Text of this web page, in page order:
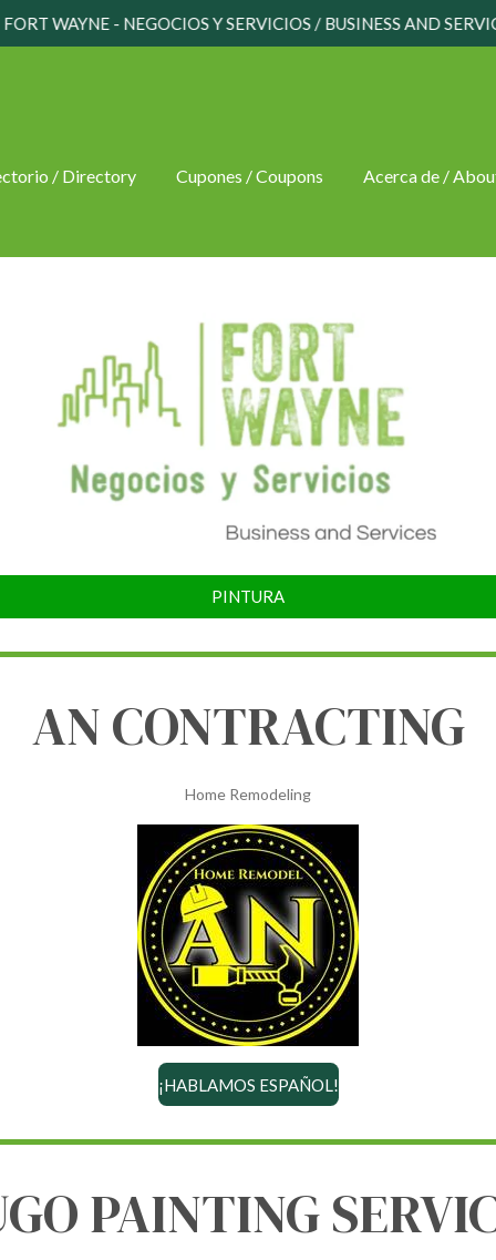
FORT WAYNE - NEGOCIOS Y SERVICIOS / BUSINESS AND
/ Directory Cupones / Coupons Acerca de /
PINTURA
AN CONTRACTING
Home Remodeling
¡HABLAMOS ESPAÑOL!
PAINTING